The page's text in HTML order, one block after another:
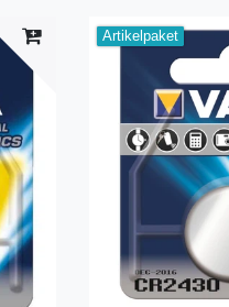
Artikelpaket